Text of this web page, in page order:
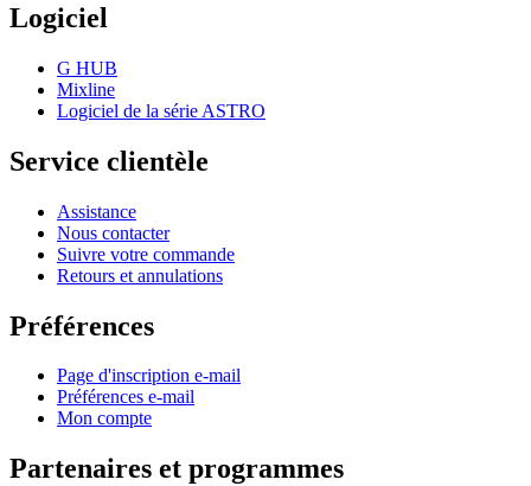
Logiciel
G HUB
Mixline
Logiciel de la série ASTRO
Service clientèle
Assistance
Nous contacter
Suivre votre commande
Retours et annulations
Préférences
Page d'inscription e-mail
Préférences e-mail
Mon compte
Partenaires et programmes